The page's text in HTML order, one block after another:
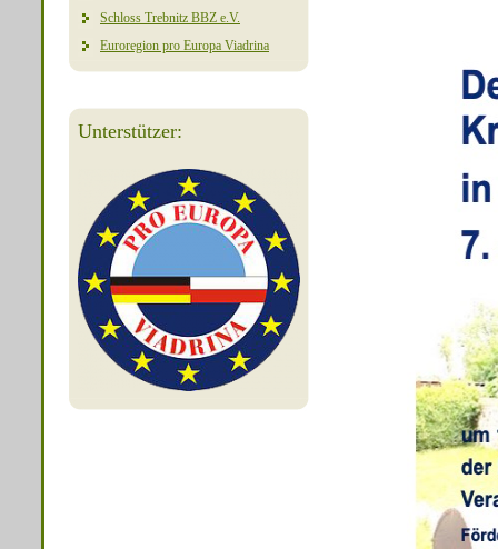
Schloss Trebnitz BBZ e.V.
Euroregion pro Europa Viadrina
Unterstützer: